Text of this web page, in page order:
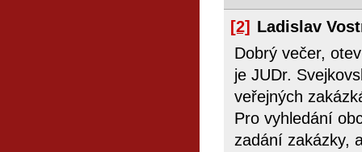
[2] Ladislav
Dobrý večer,
je JUDr.
veřejných
Pro vyhledání
zadání zakázky,